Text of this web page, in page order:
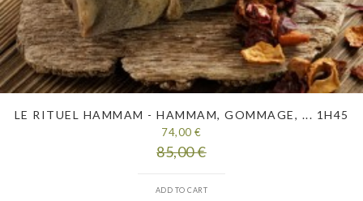
LE RITUEL HAMMAM - HAMMAM, GOMMAGE, ... 1H45
74,00 €
85,00 €
ADD TO CART
SOIN VISAGE EXPRESS : 50 MIN
55,00 €
SOIN VISAGE EXPRESS : 50 MIN
55,00 €